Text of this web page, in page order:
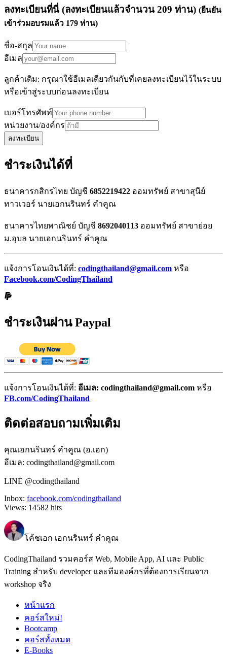
ลงทะเบียนที่นี่ (ลงทะเบียนแล้วจำนวน 209 ท่าน) (ยืนยัน
เข้าร่วมอบรมแล้ว 179 ท่าน)
ชื่อ-สกุล
อีเมล
ลูกค้าเดิม: กรุณาใช้อีเมลเดียวกันกับที่เคยลงทะเบียนไว้ในระบบ
หรือเข้าสู่ระบบก่อนลงทะเบียน
เบอร์โทรศัพท์
หน่วยงาน/องค์กร
ลงทะเบียน
ชำระเงินได้ที่
ธนาคารกสิกรไทย บัญชี 6852219422 ออมทรัพย์ สาขาสุนีย์
ทาวเวอร์ นายเอกนรินทร์ คำคูณ
ธนาคารไทยพาณิชย์ บัญชี 8692040113 ออมทรัพย์ สาขาย่อย
ม.อุบล นายเอกนรินทร์ คำคูณ
แจ้งการโอนเงินได้ที่: codingthailand@gmail.com หรือ
Facebook.com/CodingThailand
ชำระเงินผ่าน Paypal
แจ้งการโอนเงินได้ที่: อีเมล: codingthailand@gmail.com หรือ
FB.com/CodingThailand
ติดต่อสอบถามเพิ่มเติม
คุณเอกนรินทร์ คำคูณ (อ.เอก)
อีเมล: codingthailand@gmail.com
LINE @codingthailand
Inbox: facebook.com/codingthailand
Views: 14582 hits
โค้ชเอก เอกนรินทร์ คำคูณ
CodingThailand รวมคอร์ส Web, Mobile App, AI และ Public
Training สำหรับ developer และทีมองค์กรที่ต้องการเรียนจาก
workshop จริง
หน้าแรก
คอร์สใหม่!
Bootcamp
คอร์สทั้งหมด
E-Books